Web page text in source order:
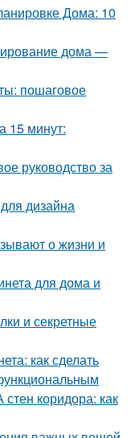
Дома: 10
дома —
пошаговое
15 минут:
руководство за
дизайна
о жизни и
для дома и
и секретные
как сделать
коридора: как